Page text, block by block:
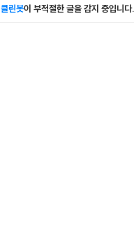
클린봇이 부적절한 글을 감지 중입니다.